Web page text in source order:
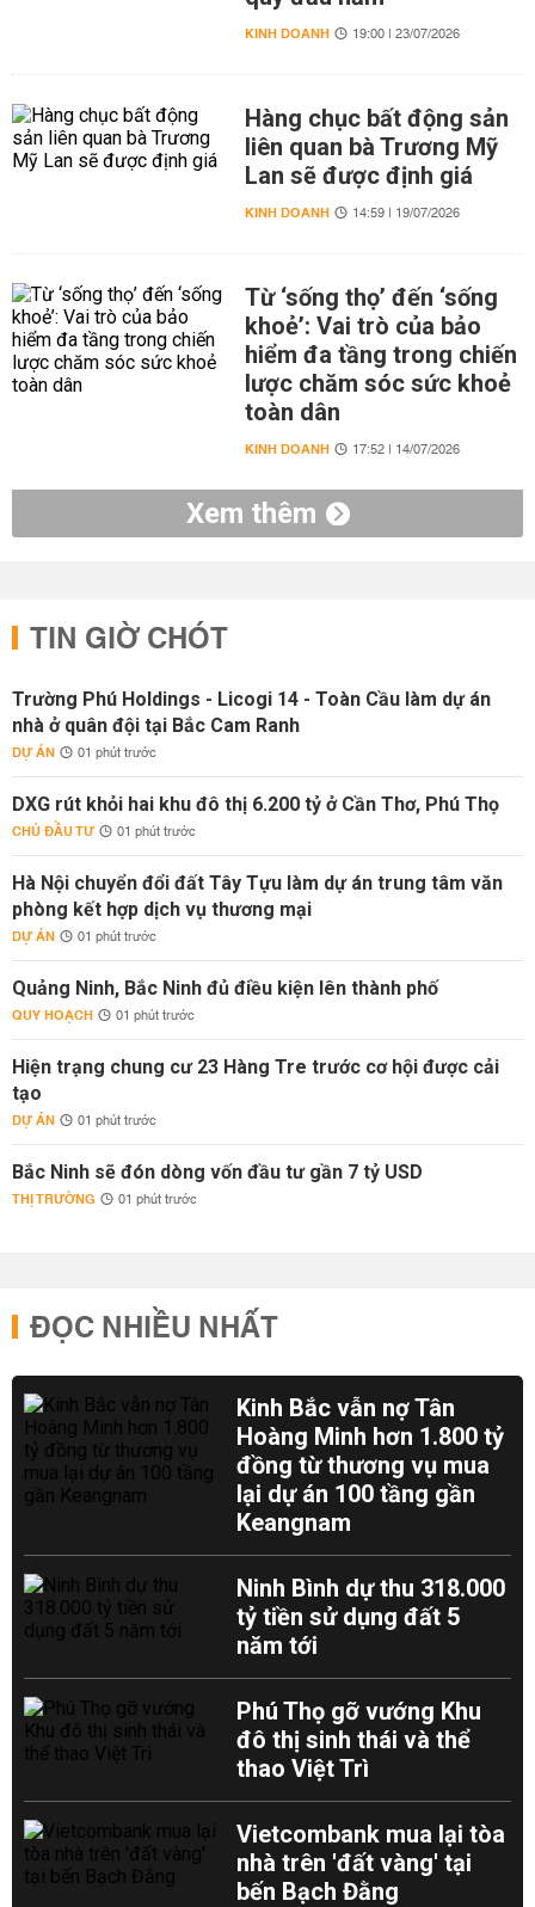
KINH DOANH 19:00 | 23/07/2026
Hàng chục bất động sản
liên quan bà Trương Mỹ
Lan sẽ được định giá
KINH DOANH 14:59 | 19/07/2026
Từ ‘sống thọ’ đến ‘sống
khoẻ’: Vai trò của bảo
hiểm đa tầng trong chiến
lược chăm sóc sức khoẻ
toàn dân
KINH DOANH 17:52 | 14/07/2026
Xem thêm
TIN GIỜ CHÓT
Trường Phú Holdings - Licogi 14 - Toàn Cầu làm dự án
nhà ở quân đội tại Bắc Cam Ranh
DỰ ÁN 01 phút trước
DXG rút khỏi hai khu đô thị 6.200 tỷ ở Cần Thơ, Phú Thọ
CHỦ ĐẦU TƯ 01 phút trước
Hà Nội chuyển đổi đất Tây Tựu làm dự án trung tâm văn
phòng kết hợp dịch vụ thương mại
DỰ ÁN 01 phút trước
Quảng Ninh, Bắc Ninh đủ điều kiện lên thành phố
QUY HOẠCH 01 phút trước
Hiện trạng chung cư 23 Hàng Tre trước cơ hội được cải
tạo
DỰ ÁN 01 phút trước
Bắc Ninh sẽ đón dòng vốn đầu tư gần 7 tỷ USD
THỊ TRƯỜNG 01 phút trước
ĐỌC NHIỀU NHẤT
Kinh Bắc vẫn nợ Tân
Hoàng Minh hơn 1.800 tỷ
đồng từ thương vụ mua
lại dự án 100 tầng gần
Keangnam
Ninh Bình dự thu 318.000
tỷ tiền sử dụng đất 5
năm tới
Phú Thọ gỡ vướng Khu
đô thị sinh thái và thể
thao Việt Trì
Vietcombank mua lại tòa
nhà trên 'đất vàng' tại
bến Bạch Đằng